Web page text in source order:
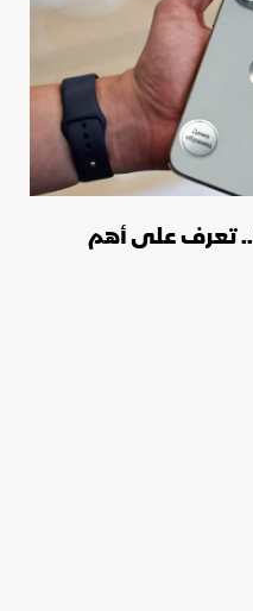
أبل تختبر تحديث iOS 26.3.. تعرف على أهم